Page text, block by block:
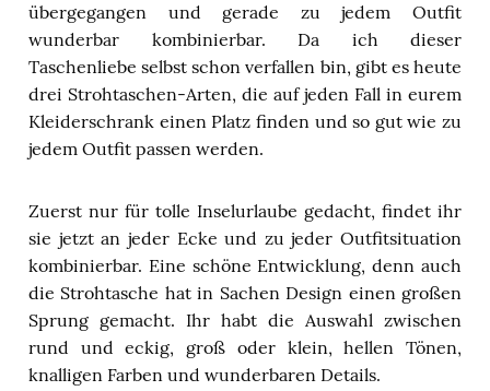
übergegangen und gerade zu jedem Outfit
wunderbar kombinierbar. Da ich dieser
Taschenliebe selbst schon verfallen bin, gibt es heute
drei Strohtaschen-Arten, die auf jeden Fall in eurem
Kleiderschrank einen Platz finden und so gut wie zu
jedem Outfit passen werden.
Zuerst nur für tolle Inselurlaube gedacht, findet ihr
sie jetzt an jeder Ecke und zu jeder Outfitsituation
kombinierbar. Eine schöne Entwicklung, denn auch
die Strohtasche hat in Sachen Design einen großen
Sprung gemacht. Ihr habt die Auswahl zwischen
rund und eckig, groß oder klein, hellen Tönen,
knalligen Farben und wunderbaren Details.